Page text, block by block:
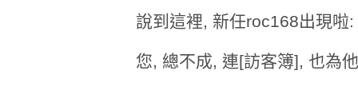
說到這裡, 新任roc168出現啦
您, 總不成, 連[訪客簿], 也為